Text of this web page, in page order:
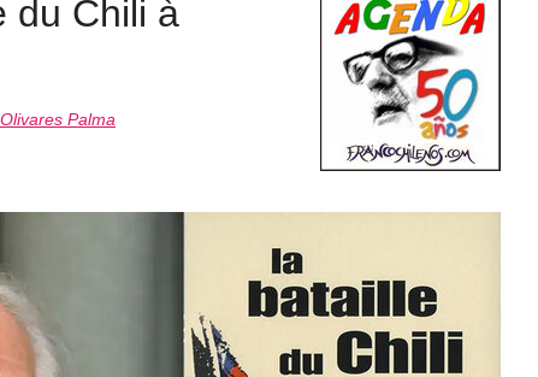
du Chili à
Palma